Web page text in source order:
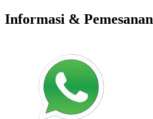
Informasi & Pemesanan